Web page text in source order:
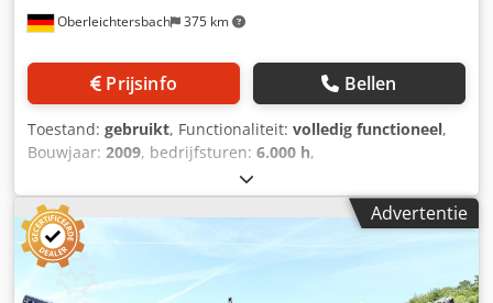
Oberleichtersbach 375 km
Prijsinfo Bellen
Toestand: gebruikt, Functionaliteit: volledig functioneel,
Bouwjaar: 2009, bedrijfsturen: 6.000 h,
66642
6 m³ toevoertrechter met een stalen bandvoedersysteem
CAT C4.4 (3054) met 75 kW Dubbellaags zeefkast: 3.660 x
1.370 mm Toevoercapaciteit: tot 300 t/uur
Transportgewicht: ca. 23.000 kg Dcedpsznl Hisfx Al Ssk
inclusief diverse reservezeefplaten
Advertentie